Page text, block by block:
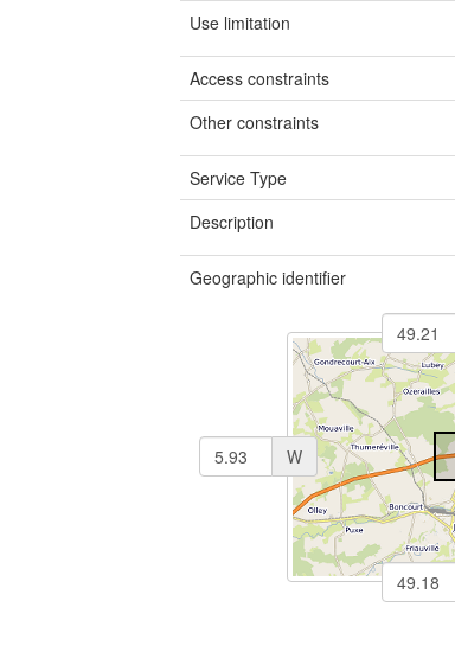
Use limitation
Access constraints
Other constraints
Service Type
Description
Geographic identifier
W